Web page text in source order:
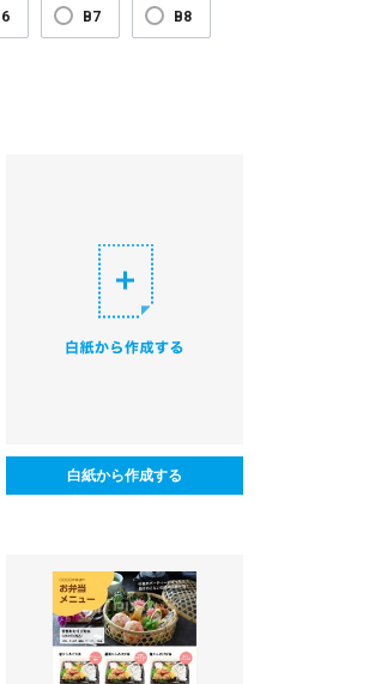
B7 B8
白紙から作成する